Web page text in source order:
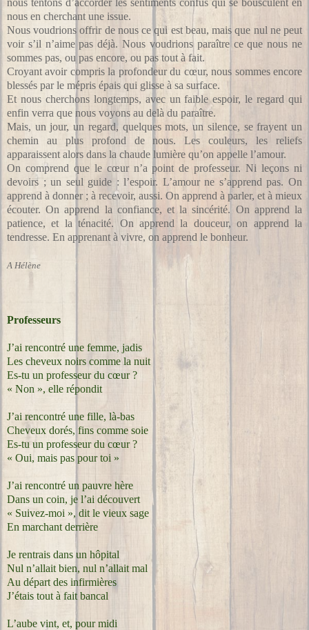
nous en cherchant une issue.
Nous voudrions offrir de nous ce qui est beau, mais que nul ne peut
voir s’il n’aime pas déjà. Nous voudrions paraître ce que nous ne
sommes pas, ou pas encore, ou pas tout à fait.
Croyant avoir compris la profondeur du cœur, nous sommes encore
blessés par le mépris épais qui glisse à sa surface.
Et nous cherchons longtemps, avec un faible espoir, le regard qui
enfin verra que nous voyons au delà du paraître.
Mais, un jour, un regard, quelques mots, un silence, se frayent un
chemin au plus profond de nous. Les couleurs, les reliefs
apparaissent alors dans la chaude lumière qu’on appelle l’amour.
On comprend que le cœur n’a point de professeur. Ni leçons ni
devoirs ; un seul guide : l’espoir. L’amour ne s’apprend pas. On
apprend à donner ; à recevoir, aussi. On apprend à parler, et à mieux
écouter. On apprend la confiance, et la sincérité. On apprend la
patience, et la ténacité. On apprend la douceur, on apprend la
tendresse. En apprenant à vivre, on apprend le bonheur.
A Hélène
Professeurs
J’ai rencontré une femme, jadis
Les cheveux noirs comme la nuit
Es-tu un professeur du cœur ?
« Non », elle répondit
J’ai rencontré une fille, là-bas
Cheveux dorés, fins comme soie
Es-tu un professeur du cœur ?
« Oui, mais pas pour toi »
J’ai rencontré un pauvre hère
Dans un coin, je l’ai découvert
« Suivez-moi », dit le vieux sage
En marchant derrière
Je rentrais dans un hôpital
Nul n’allait bien, nul n’allait mal
Au départ des infirmières
J’étais tout à fait bancal
L’aube vint, et, pour midi